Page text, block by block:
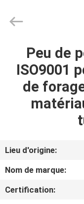
MAISON
DES
PRODUITS
SUJET
DE
NOUS
(Beijing)
Peu de
ISO9001
de
Lieu d'origine:
Nom de marque:
Certification: